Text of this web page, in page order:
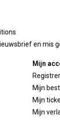
en mis
Mijn
Mijn
Mijn
Mijn